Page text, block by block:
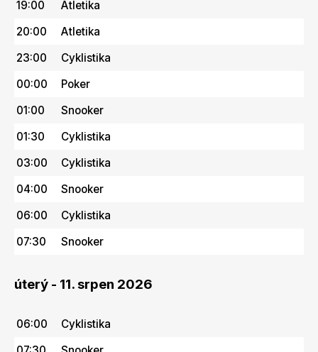
19:00
Atletika
20:00
Atletika
23:00
Cyklistika
00:00
Poker
01:00
Snooker
01:30
Cyklistika
03:00
Cyklistika
04:00
Snooker
06:00
Cyklistika
07:30
Snooker
úterý - 11. srpen 2026
06:00
Cyklistika